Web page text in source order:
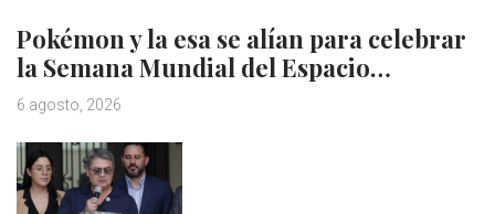
Pokémon y la esa se alían para celebrar
la Semana Mundial del Espacio…
6 agosto, 2026